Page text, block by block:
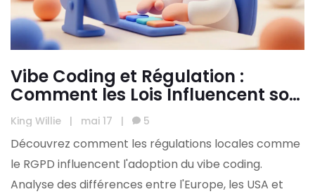
Vibe Coding et Régulation :
Comment les Lois Influencent son
Adoption par Région
King Willie | mai 17 | 5
Découvrez comment les régulations locales comme
le RGPD influencent l'adoption du vibe coding.
Analyse des différences entre l'Europe, les USA et